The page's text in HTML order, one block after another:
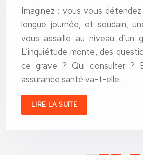
Imaginez : vous vous
longue journée, et soudain,
vous assaille au niveau d’un
L’inquiétude monte, des
ce grave ? Qui consulter ?
assurance santé va-t-elle…
LIRE LA SUITE